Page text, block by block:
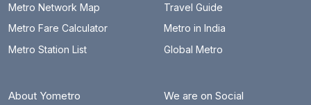
बेल्वदर टावर्स
भीकाजी कामा प्लेस
Metro Network Map
Metro Fare Calculator
Metro Station List
Travel Guide
Metro in India
Global Metro
About Yometro We are on Social